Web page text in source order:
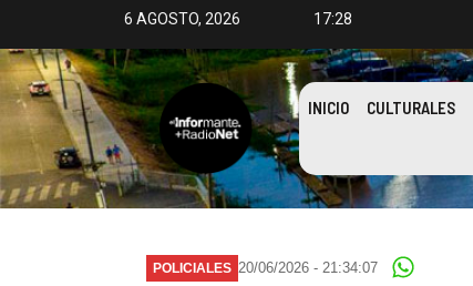
6 AGOSTO, 2026 17:28
INICIO CULTURALES
POLICIALES 20/06/2026 - 21:34:07